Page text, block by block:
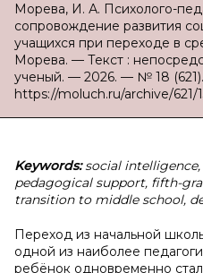
Морева, И. А. Психолого-
сопровождение развития
учащихся при переходе в
Морева. — Текст :
ученый. — 2026. — № 18
https://moluch.ru/archive/621/
Keywords:social
pedagogical support, fifth-
transition to middle school,
Переход из начальной
одной из наиболее
ребёнок одновременно